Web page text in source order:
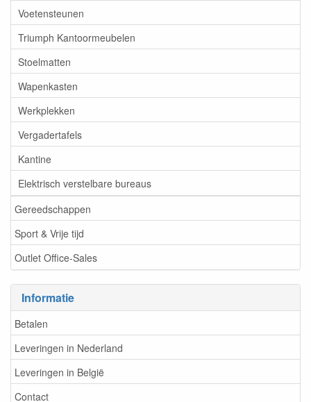
Voetensteunen
Triumph Kantoormeubelen
Stoelmatten
Wapenkasten
Werkplekken
Vergadertafels
Kantine
Elektrisch verstelbare bureaus
Gereedschappen
Sport & Vrije tijd
Outlet Office-Sales
Informatie
Betalen
Leveringen in Nederland
Leveringen in België
Contact